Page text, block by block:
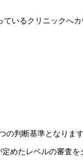
いるクリニックへ
の判断基準となります
めたレベルの審査